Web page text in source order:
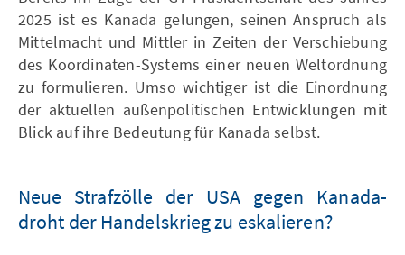
2025 ist es Kanada gelungen, seinen Anspruch als
Mittelmacht und Mittler in Zeiten der Verschiebung
des Koordinaten-Systems einer neuen Weltordnung
zu formulieren. Umso wichtiger ist die Einordnung
der aktuellen außenpolitischen Entwicklungen mit
Blick auf ihre Bedeutung für Kanada selbst.
Neue Strafzölle der USA gegen Kanada-
droht der Handelskrieg zu eskalieren?